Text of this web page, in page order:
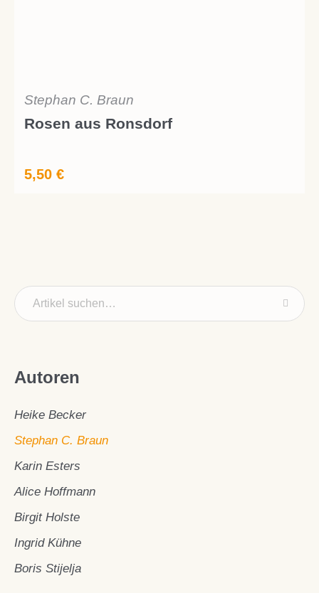
Stephan C. Braun
Rosen aus Ronsdorf
5,50 €
Autoren
Heike Becker
Stephan C. Braun
Karin Esters
Alice Hoffmann
Birgit Holste
Ingrid Kühne
Boris Stijelja